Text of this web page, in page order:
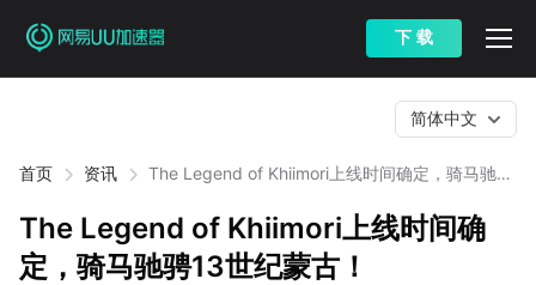
下 载
首页 资讯
The Legend of Khiimori上线时间确定，骑马驰骋
简体中文
The Legend of Khiimori上线时间确
定，骑马驰骋13世纪蒙古！